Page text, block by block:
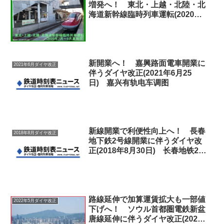
増発へ！ 東北・上越・北陸・北
海道新幹線臨時列車運転(2020年7
2021年6月ダイヤ改正
新開業へ！ 嘉興路面電車開業に
伴うダイヤ改正(2021年6月25
日) 嘉兴有轨电车调图
2018年8月ダイヤ改正
新線開業で利便性向上へ！ 長春
地下鉄2号線開業に伴うダイヤ改
正(2018年8月30日) 长春地铁2号
2022年5月ダイヤ改正
路線延伸で加算運賃拡大も一部値
下げへ！ ソウル首都圏電鉄新盆
唐線延伸に伴うダイヤ改正(2022